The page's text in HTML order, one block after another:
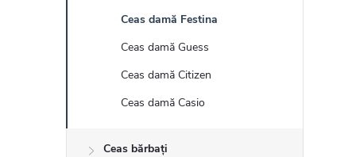
a
Ceas damă Festina
Ceas damă Guess
Ceas damă Citizen
Ceas damă Casio
Ceas bărbați